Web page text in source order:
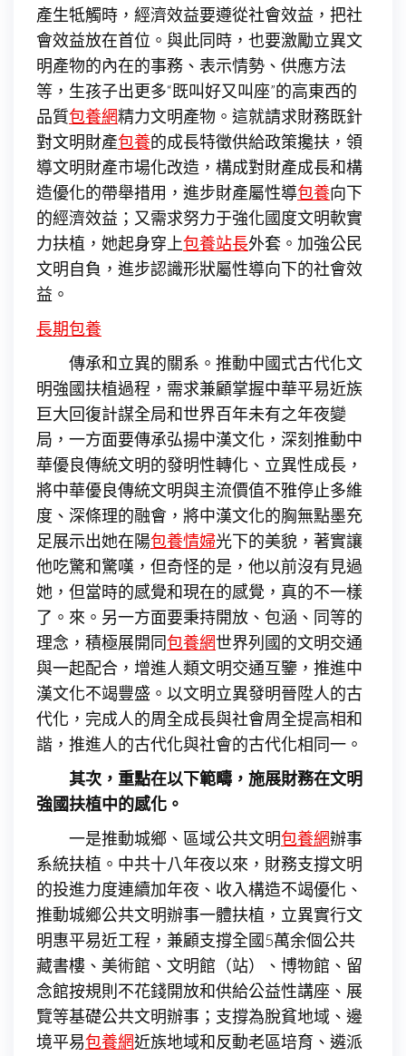
產生牴觸時，經濟效益要遵從社會效益，把社
會效益放在首位。與此同時，也要激勵立異文
明產物的內在的事務、表示情勢、供應方法
等，生孩子出更多“既叫好又叫座”的高東西的
品質包養網精力文明產物。這就請求財務既針
對文明財產包養的成長特徵供給政策攙扶，領
導文明財產市場化改造，構成對財產成長和構
造優化的帶舉措用，進步財產屬性導包養向下
的經濟效益；又需求努力于強化國度文明軟實
力扶植，她起身穿上包養站長外套。加強公民
文明自負，進步認識形狀屬性導向下的社會效
益。
長期包養
傳承和立異的關系。推動中國式古代化文
明強國扶植過程，需求兼顧掌握中華平易近族
巨大回復計謀全局和世界百年未有之年夜變
局，一方面要傳承弘揚中漢文化，深刻推動中
華優良傳統文明的發明性轉化、立異性成長，
將中華優良傳統文明與主流價值不雅停止多維
度、深條理的融會，將中漢文化的胸無點墨充
足展示出她在陽包養情婦光下的美貌，著實讓
他吃驚和驚嘆，但奇怪的是，他以前沒有見過
她，但當時的感覺和現在的感覺，真的不一樣
了。來。另一方面要秉持開放、包涵、同等的
理念，積極展開同包養網世界列國的文明交通
與一起配合，增進人類文明交通互鑒，推進中
漢文化不竭豐盛。以文明立異發明晉陞人的古
代化，完成人的周全成長與社會周全提高相和
諧，推進人的古代化與社會的古代化相同一。
其次，重點在以下範疇，施展財務在文明
強國扶植中的感化。
一是推動城鄉、區域公共文明包養網辦事
系統扶植。中共十八年夜以來，財務支撐文明
的投進力度連續加年夜、收入構造不竭優化、
推動城鄉公共文明辦事一體扶植，立異實行文
明惠平易近工程，兼顧支撐全國5萬余個公共
藏書樓、美術館、文明館（站）、博物館、留
念館按規則不花錢開放和供給公益性講座、展
覽等基礎公共文明辦事；支撐為脫貧地域、邊
境平易包養網近族地域和反動老區培育、遴派